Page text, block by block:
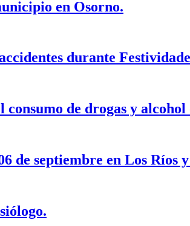
en Osorno.
durante
de drogas y
de septiembre en Los Ríos